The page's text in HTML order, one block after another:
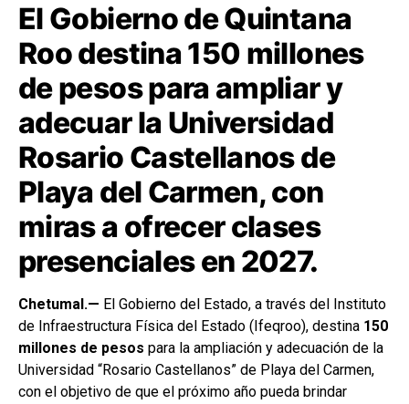
El Gobierno de Quintana
Roo destina 150 millones
de pesos para ampliar y
adecuar la Universidad
Rosario Castellanos de
Playa del Carmen, con
miras a ofrecer clases
presenciales en 2027.
Chetumal.— El Gobierno del Estado, a través del Instituto
de Infraestructura Física del Estado (Ifeqroo), destina 150
millones de pesos para la ampliación y adecuación de la
Universidad “Rosario Castellanos” de Playa del Carmen,
con el objetivo de que el próximo año pueda brindar